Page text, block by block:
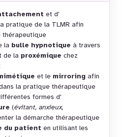
et d'
pratique de la TLMR afin
thérapeutique
la bulle hypnotique à travers
de la proxémique chez
et le mirroring afin
la pratique thérapeutique
formes d'
(évitant, anxieux,
la démarche thérapeutique
du patient en utilisant les